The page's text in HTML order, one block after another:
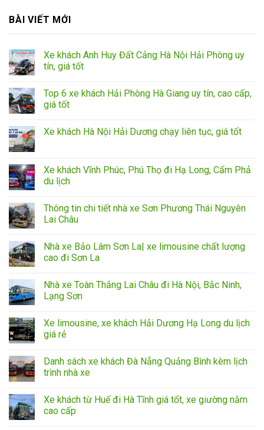
BÀI VIẾT MỚI
Xe khách Anh Huy Đất Cảng Hà Nội Hải Phòng uy
tín, giá tốt
Top 6 xe khách Hải Phòng Hà Giang uy tín, cao cấp,
giá tốt
Xe khách Hà Nội Hải Dương chạy liên tục, giá tốt
Xe khách Vĩnh Phúc, Phú Thọ đi Hạ Long, Cẩm Phả
du lịch
Thông tin chi tiết nhà xe Sơn Phương Thái Nguyên
Lai Châu
Nhà xe Bảo Lâm Sơn La| xe limousine chất lượng
cao đi Sơn La
Nhà xe Toàn Thắng Lai Châu đi Hà Nội, Bắc Ninh,
Lạng Sơn
Xe limousine, xe khách Hải Dương Hạ Long du lịch
giá rẻ
Danh sách xe khách Đà Nẵng Quảng Bình kèm lịch
trình nhà xe
Xe khách từ Huế đi Hà Tĩnh giá tốt, xe giường nằm
cao cấp